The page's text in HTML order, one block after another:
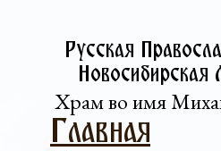
Русская
Новосибирская
Храм во имя
Главная